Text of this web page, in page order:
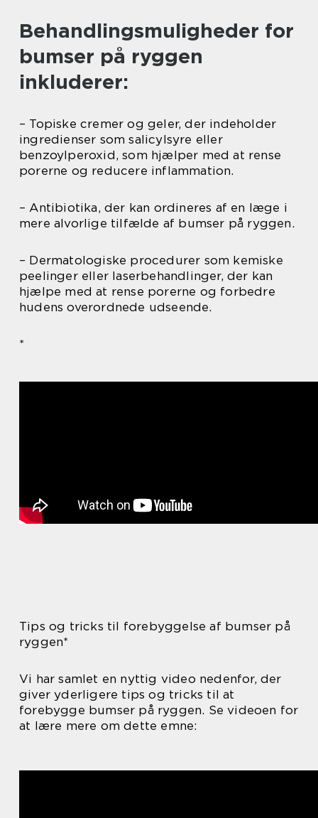
Behandlingsmuligheder for
bumser på ryggen
inkluderer:
– Topiske cremer og geler, der indeholder
ingredienser som salicylsyre eller
benzoylperoxid, som hjælper med at rense
porerne og reducere inflammation.
– Antibiotika, der kan ordineres af en læge i
mere alvorlige tilfælde af bumser på ryggen.
– Dermatologiske procedurer som kemiske
peelinger eller laserbehandlinger, der kan
hjælpe med at rense porerne og forbedre
hudens overordnede udseende.
*
Tips og tricks til forebyggelse af bumser på
ryggen*
Vi har samlet en nyttig video nedenfor, der
giver yderligere tips og tricks til at
forebygge bumser på ryggen. Se videoen for
at lære mere om dette emne: